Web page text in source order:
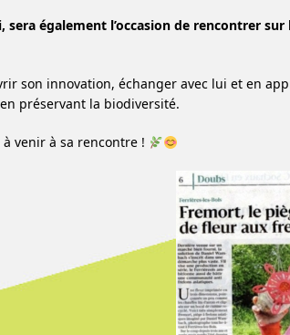
sera également l’occasion de rencontrer
son innovation, échanger avec lui et en
préservant la biodiversité.
à venir à sa rencontre !